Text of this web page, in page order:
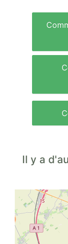
Il y a